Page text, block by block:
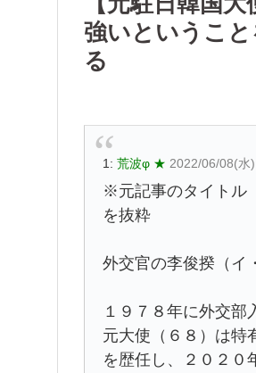
強いというこ
る
1: 荒波φ ★ 2022/06/08(水
※元記事のタイトル
を抜粋
外交官の李俊揆（イ
１９７８年に外交
元大使（６８）は特
を歴任し、２０２０